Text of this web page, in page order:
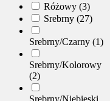
Różowy (3)
Srebrny (27)
Srebrny/Czarny (1)
Srebrny/Kolorowy
(2)
Srebrny/Niebieski